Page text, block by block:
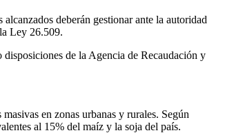
deberán gestionar ante la autoridad
Ley 26.509.
de la Agencia de Recaudación y
en zonas urbanas y rurales. Según
al 15% del maíz y la soja del país.